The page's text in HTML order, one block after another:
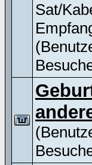
Sat/